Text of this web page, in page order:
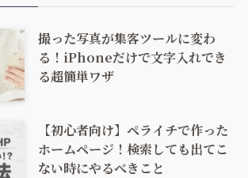
撮った写真が集客ツールに変わ
る！iPhoneだけで文字入れでき
る超簡単ワザ
【初心者向け】ペライチで作った
ホームページ！検索しても出てこ
ない時にやるべきこと